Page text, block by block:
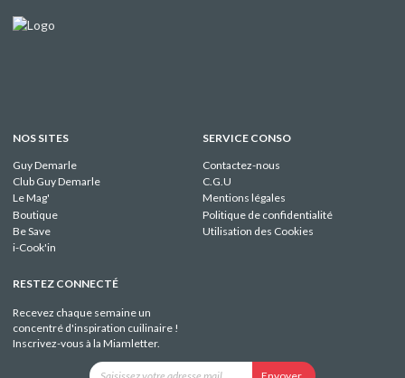
NOS SITES
Guy Demarle
Club Guy Demarle
Le Mag'
Boutique
Be Save
i-Cook'in
SERVICE CONSO
Contactez-nous
C.G.U
Mentions légales
Politique de confidentialité
Utilisation des Cookies
RESTEZ CONNECTÉ
Recevez chaque semaine un
concentré d'inspiration cuilinaire !
Inscrivez-vous à la Miamletter.